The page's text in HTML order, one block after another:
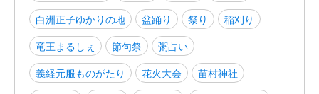
白洲正子ゆかりの地
盆踊り 祭り
稲刈り
竜王まるしぇ
節句祭
粥占い
義経元服ものがたり
花火大会
苗村神社